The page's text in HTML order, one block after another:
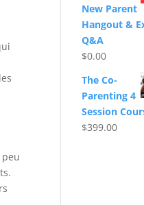
New Parent
Hangout &
Q&A
$0.00
The Co-
Parenting 4
Session
$399.00